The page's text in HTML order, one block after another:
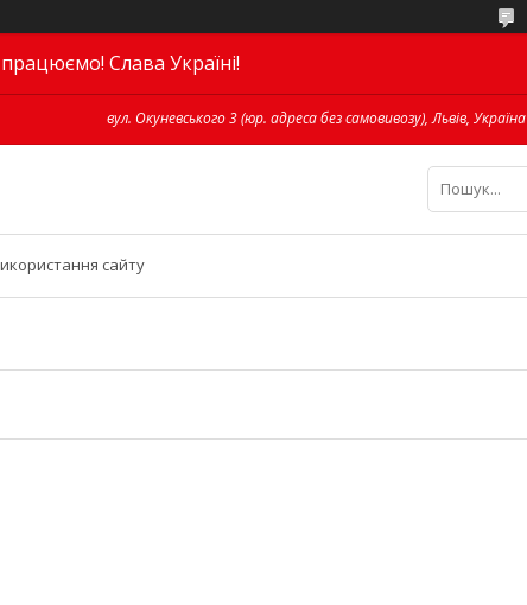
Слава Україні!
вул. Окуневського 3 (юр. адреса без самовивозу), Львів, Україна
сайту